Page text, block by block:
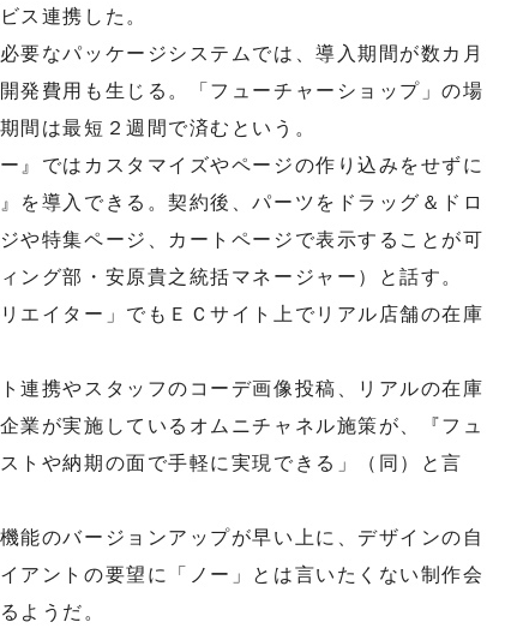
ス連携した。
要なパッケージシステムでは、導入期間が数カ月
発費用も生じる。「フューチャーショップ」の場
間は最短２週間で済むという。
』ではカスタマイズやページの作り込みをせずに
を導入できる。契約後、パーツをドラッグ＆ドロ
や特集ページ、カートページで表示することが可
ング部・安原貴之統括マネージャー）と話す。
エイター」でもＥＣサイト上でリアル店舗の在庫
連携やスタッフのコーデ画像投稿、リアルの在庫
業が実施しているオムニチャネル施策が、『フュ
トや納期の面で手軽に実現できる」（同）と言
能のバージョンアップが早い上に、デザインの自
アントの要望に「ノー」とは言いたくない制作会
ようだ。